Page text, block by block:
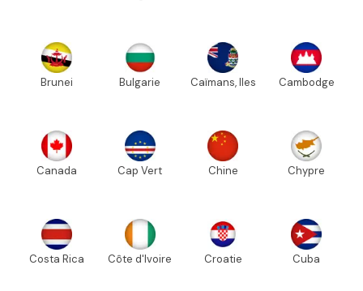
Brunei Bulgarie Caïmans, Iles Cambodge
Canada Cap Vert Chine Chypre
Costa Rica Côte d'Ivoire Croatie Cuba